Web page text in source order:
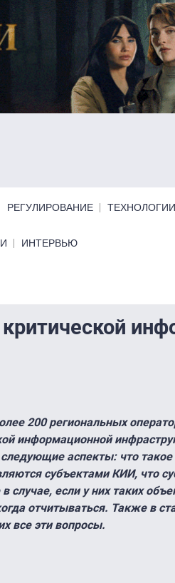
РЕГУЛИРОВАНИЕ ТЕХНОЛОГИИ
ИНТЕРВЬЮ
200 региональных
информационной
аспекты: что
субъектами КИИ, что
случае, если у них таких
отчитываться. Также в
все эти вопросы.